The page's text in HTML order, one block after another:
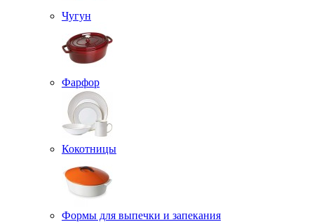
Чугун
Фарфор
Кокотницы
Формы для выпечки и запекания